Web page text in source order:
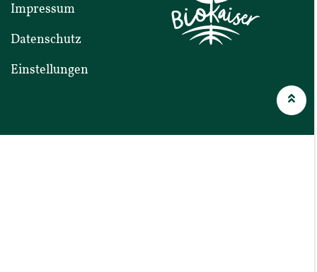
Impressum
Daten­schutz
Einstel­lungen